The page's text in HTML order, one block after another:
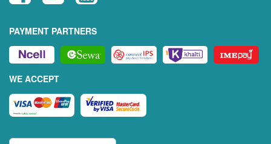
PAYMENT PARTNERS
WE ACCEPT